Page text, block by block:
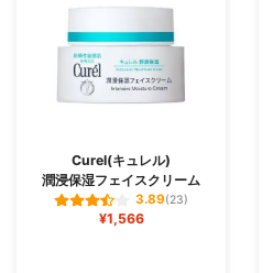
Curel(キュレル)
潤浸保湿フェイスクリーム
3.89(23)
¥1,566